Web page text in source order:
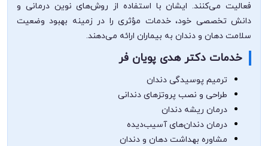
فعالیت می‌کنند. ایشان با استفاده از روش‌های نوین درمانی و
دانش تخصصی خود، خدمات مؤثری را در زمینه بهبود وضعیت
سلامت دهان و دندان به بیماران ارائه می‌دهند.
خدمات دکتر هدی پویان فر
ترمیم پوسیدگی دندان
طراحی و نصب پروتزهای دندانی
درمان ریشه دندان
درمان دندان‌های آسیب‌دیده
مشاوره بهداشت دهان و دندان